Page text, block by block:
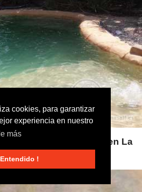
cookies, para garantizar
experiencia en nuestro
más
Entendido !
Piscinas Tematizadas en La